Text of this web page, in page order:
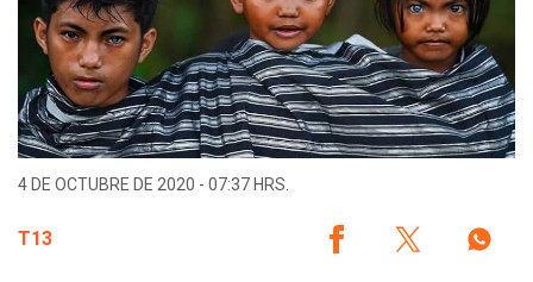
4 DE OCTUBRE DE 2020 - 07:37 HRS.
T13